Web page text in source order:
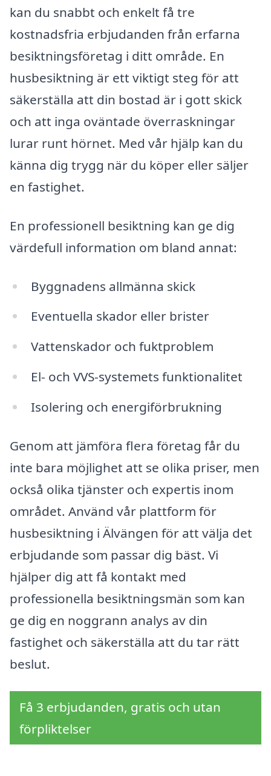
kan du snabbt och enkelt få tre
kostnadsfria erbjudanden från erfarna
besiktningsföretag i ditt område. En
husbesiktning är ett viktigt steg för att
säkerställa att din bostad är i gott skick
och att inga oväntade överraskningar
lurar runt hörnet. Med vår hjälp kan du
känna dig trygg när du köper eller säljer
en fastighet.
En professionell besiktning kan ge dig
värdefull information om bland annat:
Byggnadens allmänna skick
Eventuella skador eller brister
Vattenskador och fuktproblem
El- och VVS-systemets funktionalitet
Isolering och energiförbrukning
Genom att jämföra flera företag får du
inte bara möjlighet att se olika priser, men
också olika tjänster och expertis inom
området. Använd vår plattform för
husbesiktning i Älvängen för att välja det
erbjudande som passar dig bäst. Vi
hjälper dig att få kontakt med
professionella besiktningsmän som kan
ge dig en noggrann analys av din
fastighet och säkerställa att du tar rätt
beslut.
Få 3 erbjudanden, gratis och utan
förpliktelser